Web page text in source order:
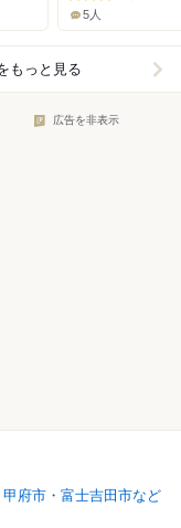
5人
もっと見る
広告を非表示
府市・富士吉田市など